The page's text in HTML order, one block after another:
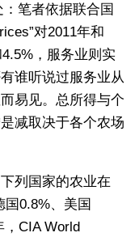
笔者依据联合国
对2011年和
，服务业则实
谁听说过服务业从
易见。总所得与个
减取决于各个农场
列国家的农业在
0.8%、美国
，CIA World